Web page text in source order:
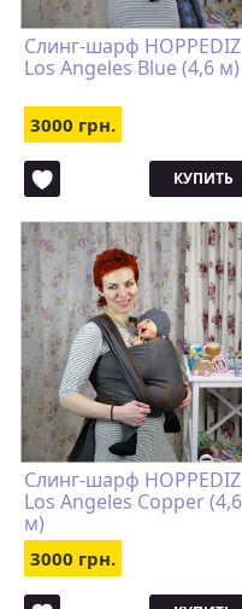
Слинг-шарф HOPPEDIZ
Los Angeles Blue (4,6 м)
3000 грн.
КУПИТЬ
Слинг-шарф HOPPEDIZ
Los Angeles Copper (4,6
м)
3000 грн.